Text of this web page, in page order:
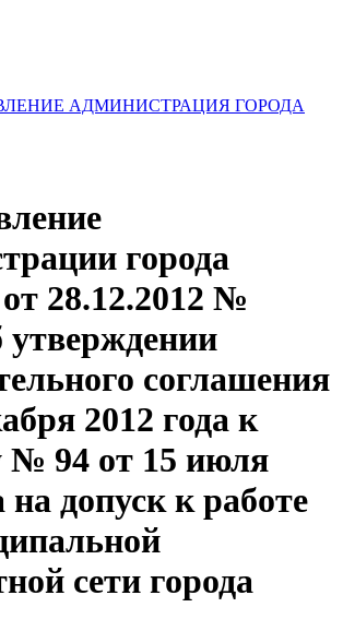
АДМИНИСТРАЦИЯ ГОРОДА
города
28.12.2012 №
утверждении
соглашения
2012 года к
№ 94 от 15 июля
на допуск к работе
сети города